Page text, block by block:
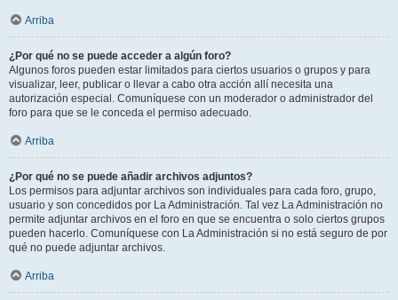
Arriba
¿Por qué no se puede acceder a algún foro?
Algunos foros pueden estar limitados para ciertos usuarios o grupos y para
visualizar, leer, publicar o llevar a cabo otra acción allí necesita una
autorización especial. Comuníquese con un moderador o administrador del
foro para que se le conceda el permiso adecuado.
Arriba
¿Por qué no se puede añadir archivos adjuntos?
Los permisos para adjuntar archivos son individuales para cada foro, grupo,
usuario y son concedidos por La Administración. Tal vez La Administración no
permite adjuntar archivos en el foro en que se encuentra o solo ciertos grupos
pueden hacerlo. Comuníquese con La Administración si no está seguro de por
qué no puede adjuntar archivos.
Arriba